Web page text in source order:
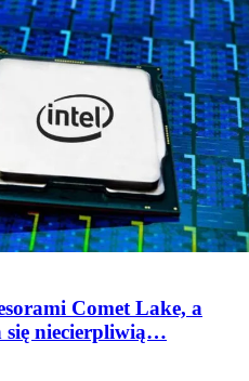
Comet Lake, a
się niecierpliwią…